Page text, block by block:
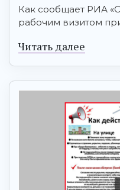
Как сообщает РИА
рабочим визитом
Читать далее